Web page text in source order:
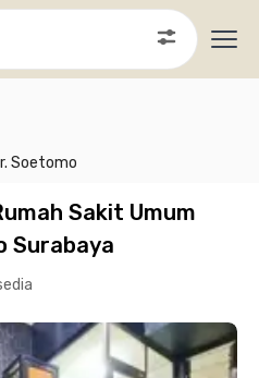
Soetomo
Sakit Umum
Surabaya